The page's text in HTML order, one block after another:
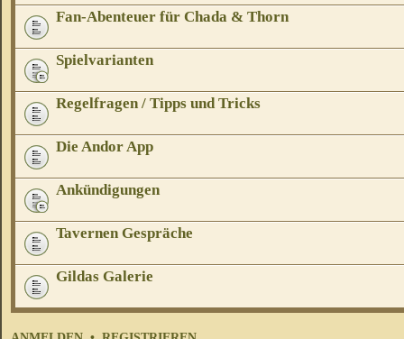
Fan-Abenteuer für Chada & Thorn
Spielvarianten
Regelfragen / Tipps und Tricks
Die Andor App
Ankündigungen
Tavernen Gespräche
Gildas Galerie